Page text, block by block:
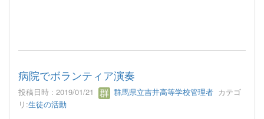
病院でボランティア演奏
投稿日時 : 2019/01/21 群馬県立吉井高等学校管理者 カテゴ
リ:生徒の活動